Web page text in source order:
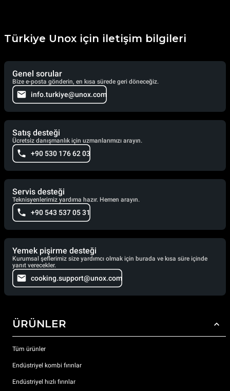
Türkiye Unox için iletişim bilgileri
Genel sorular
Bize e-posta gönderin, en kısa sürede geri döneceğiz.
info.turkiye@unox.com
Satış desteği
Ücretsiz danışmanlık için uzmanlarımızı arayın.
+90 530 176 62 03
Servis desteği
Teknisyenlerimiz yardıma hazır. Hemen arayın.
+90 543 537 05 31
Yemek pişirme desteği
Kurumsal şeflerimiz size yardımcı olmak için burada ve kısa süre içinde
yanıt verecekler.
cooking.support@unox.com
ÜRÜNLER
Tüm ürünler
Endüstriyel kombi fırınlar
Endüstriyel hızlı fırınlar